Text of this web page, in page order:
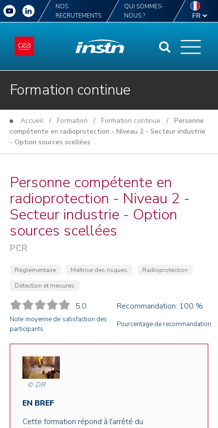
NOS
RECRUTEMENTS
QUI SOMMES-
NOUS ?
Formation continue
Accueil / Formation / Formation continue / Personne
compétente en radioprotection - Niveau 2 - Secteur industrie
- Option sources scellées
Personne compétente en
radioprotection - Niveau 2 -
Secteur industrie - Option
sources scellées
PCR
Réglementaire Maîtrise des risques
Radioprotection
Détection et mesures
5.0 Recommandation: 100 %
Note moyenne de satisfaction des
participants
Pourcentage de recommandation
© DR
EN BREF
Cette formation répond à l'arrêté du